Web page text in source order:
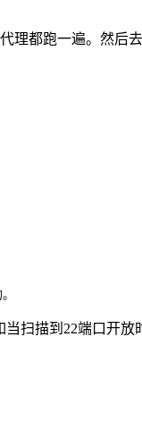
理都跑一遍。然后去
扫描到22端口开放